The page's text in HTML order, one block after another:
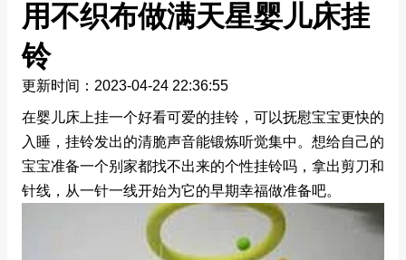
用不织布做满天星婴儿床挂
铃
更新时间：2023-04-24 22:36:55
在婴儿床上挂一个好看可爱的挂铃，可以抚慰宝宝更快的
入睡，挂铃发出的清脆声音能锻炼听觉集中。想给自己的
宝宝准备一个别家都找不出来的个性挂铃吗，拿出剪刀和
针线，从一针一线开始为它的早期幸福做准备吧。